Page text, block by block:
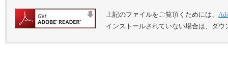
上記のファイルをご覧頂くためには、
インストールされていない場合は、ダ